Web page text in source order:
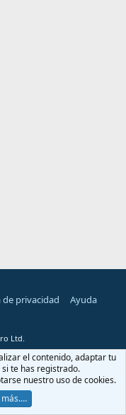
de privacidad Ayuda
Ltd.
el contenido, adaptar tu
te has registrado.
nuestro uso de cookies.